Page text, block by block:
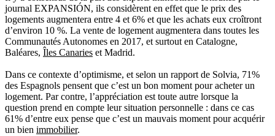
journal EXPANSIÓN, ils considèrent en effet que le prix des
logements augmentera entre 4 et 6% et que les achats eux croîtront
d’environ 10 %. La vente de logement augmentera dans toutes les
Communautés Autonomes en 2017, et surtout en Catalogne,
Baléares, Îles Canaries et Madrid.
Dans ce contexte d’optimisme, et selon un rapport de Solvia, 71%
des Espagnols pensent que c’est un bon moment pour acheter un
logement. Par contre, l’appréciation est toute autre lorsque la
question prend en compte leur situation personnelle : dans ce cas
61% d’entre eux pense que c’est un mauvais moment pour acquérir
un bien immobilier.